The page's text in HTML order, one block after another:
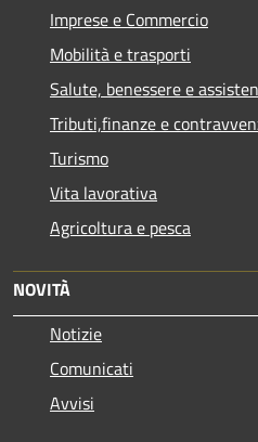
Imprese e Commercio
Mobilità e trasporti
Salute, benessere e
Tributi,finanze e
Turismo
Vita lavorativa
Agricoltura e pesca
NOVITÀ
Notizie
Comunicati
Avvisi